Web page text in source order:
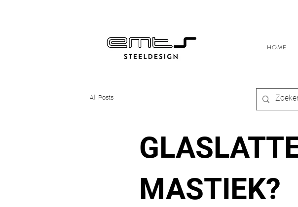
HOME
All Posts
MASTIEK?